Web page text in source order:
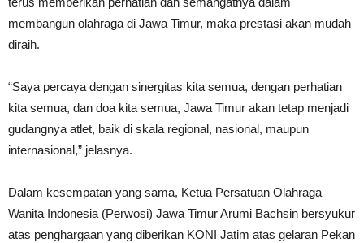
membangun olahraga di Jawa Timur, maka prestasi akan mudah
diraih.
“Saya percaya dengan sinergitas kita semua, dengan perhatian
kita semua, dan doa kita semua, Jawa Timur akan tetap menjadi
gudangnya atlet, baik di skala regional, nasional, maupun
internasional,” jelasnya.
Dalam kesempatan yang sama, Ketua Persatuan Olahraga
Wanita Indonesia (Perwosi) Jawa Timur Arumi Bachsin bersyukur
atas penghargaan yang diberikan KONI Jatim atas gelaran Pekan